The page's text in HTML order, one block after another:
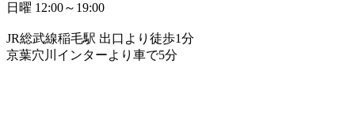
日曜 12:00～19:00
JR総武線稲毛駅 出口より徒歩1分
京葉穴川インターより車で5分